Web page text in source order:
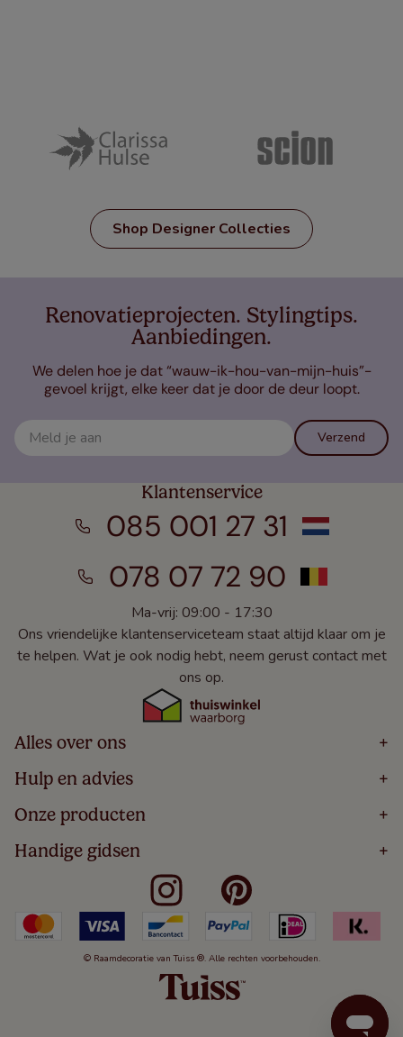
Shop Designer Collecties
Renovatieprojecten. Stylingtips.
Aanbiedingen.
We delen hoe je dat “wauw-ik-hou-van-mijn-huis”-
gevoel krijgt, elke keer dat je door de deur loopt.
Verzend
Klantenservice
085 001 27 31
078 07 72 90
Ma-vrij: 09:00 - 17:30
Ons vriendelijke klantenserviceteam staat altijd klaar om je
te helpen. Wat je ook nodig hebt, neem gerust contact met
ons op.
Alles over ons +
Home
Over
Bestellen
Winacties
Veelgestelde Vragen
Hulp en advies +
Volg Je Bestelling
Levering
5 Jaar Garantie
Algemene Voorwaarden
Kindveiligheid
Cookies
Herroepingsrecht
Onze producten +
Houten Jaloezieën
Rolgordijnen
Verticale Jaloezieën
Duo Rolgordijnen
Duo Plisségordijnen
Handige gidsen +
Meten Voor Raamdecoratie
Badkamer Raamdecoratie
Slaapkamer Raamdecoratie
Keuken Raamdecoratie
De Jaloezieën Gids
Jaloezieënwoordenboek
© Raamdecoratie van Tuiss ®. Alle rechten voorbehouden.